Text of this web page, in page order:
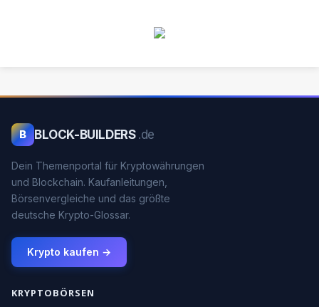
B BLOCK-BUILDERS .de
Dein Themenportal für Kryptowährungen
und Blockchain. Kaufanleitungen,
Börsenvergleiche und das größte
deutsche Krypto-Glossar.
Krypto kaufen →
KRYPTOBÖRSEN